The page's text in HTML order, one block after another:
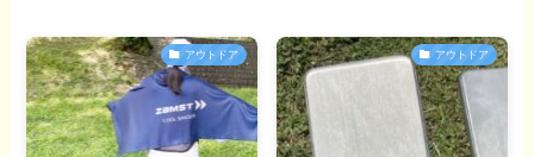
アウトドア アウトドア